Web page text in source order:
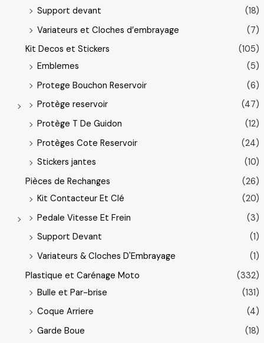
Support devant
(18)
Variateurs et Cloches d’embrayage
(7)
Kit Decos et Stickers
(105)
Emblemes
(5)
Protege Bouchon Reservoir
(6)
Protège reservoir
(47)
Protège T De Guidon
(12)
Protèges Cote Reservoir
(24)
Stickers jantes
(10)
Pièces de Rechanges
(26)
Kit Contacteur Et Clé
(20)
Pedale Vitesse Et Frein
(3)
Support Devant
(1)
Variateurs & Cloches D'Embrayage
(1)
Plastique et Carénage Moto
(332)
Bulle et Par-brise
(131)
Coque Arriere
(4)
Garde Boue
(18)